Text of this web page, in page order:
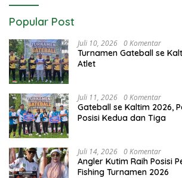
Popular Post
Juli 10, 2026 0 Komentar
Turnamen Gateball se
Atlet
Juli 11, 2026 0 Komentar
Gateball se Kaltim 2026,
Posisi Kedua dan Tiga
Juli 14, 2026 0 Komentar
Angler Kutim Raih Posisi
Fishing Turnamen 2026